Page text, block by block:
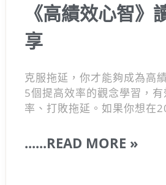
《高績效心智》
享
克服拖延，你才能夠成為高
5個提高效率的觀念學習，
率、打敗拖延。如果你想在
要學會如何克服拖延，其中
......READ MORE »